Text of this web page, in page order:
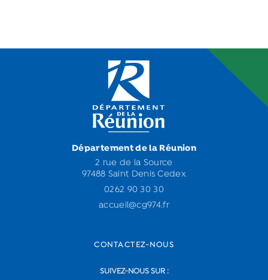
Département de la Réunion
2 rue de la Source
97488 Saint Denis Cedex
0262 90 30 30
accueil@cg974.fr
CONTACTEZ-NOUS
SUIVEZ-NOUS SUR :